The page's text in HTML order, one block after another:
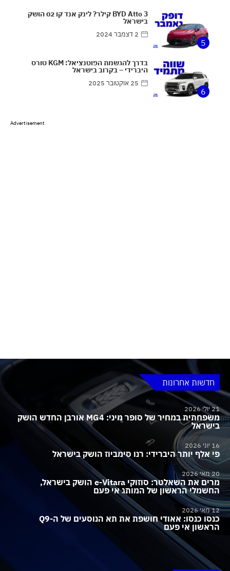
5
BYD Atto 3 קילר? לינק אנד קו 02 הושק
בישראל
2 דצמבר 2024
6
בדרך להגשמת הפוטנציאל: KGM טורס
היברידי – בקרוב בישראל
25 אוקטובר 2025
Advertisement
חדשות אחרונות
21 יולי 2026
משפחתית במחיר של סופר מיני: MG4 אורבן החדש הושק
בישראל
16 יוני 2026
פי אלף יותר היברידי: רנו סימביוז הושק בישראל
20 מאי 2026
מרים את השאלטר: סוזוקי e-Vitara הושק בישראל,
החשמלי הראשון של המותג אי פעם
12 מאי 2026
כנסו כנסו: אאודי חושפת את תא הנוסעים של ה-Q9
הראשון אי פעם